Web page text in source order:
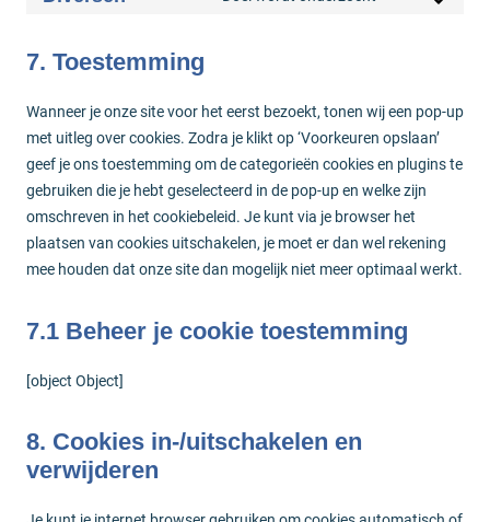
service
Consent
7. Toestemming
Wanneer je onze site voor het eerst bezoekt, tonen wij een pop-up
met uitleg over cookies. Zodra je klikt op ‘Voorkeuren opslaan’
geef je ons toestemming om de categorieën cookies en plugins te
gebruiken die je hebt geselecteerd in de pop-up en welke zijn
omschreven in het cookiebeleid. Je kunt via je browser het
plaatsen van cookies uitschakelen, je moet er dan wel rekening
mee houden dat onze site dan mogelijk niet meer optimaal werkt.
7.1 Beheer je cookie toestemming
[object Object]
8. Cookies in-/uitschakelen en
verwijderen